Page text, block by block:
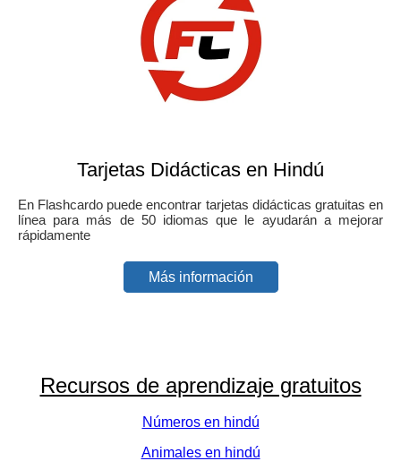
Tarjetas Didácticas en Hindú
En Flashcardo puede encontrar tarjetas didácticas gratuitas en
línea para más de 50 idiomas que le ayudarán a mejorar
rápidamente
Más información
Recursos de aprendizaje gratuitos
Números en hindú
Animales en hindú